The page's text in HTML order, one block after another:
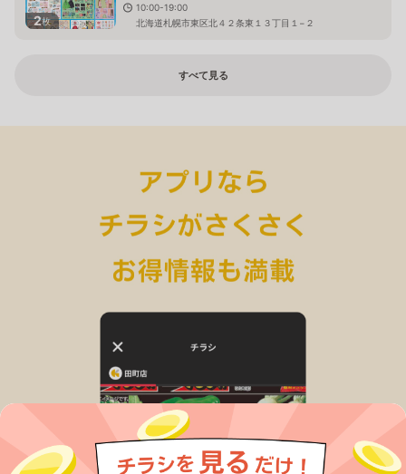
2枚
10:00-19:00
北海道札幌市東区北４２条東１３丁目１−２
すべて見る